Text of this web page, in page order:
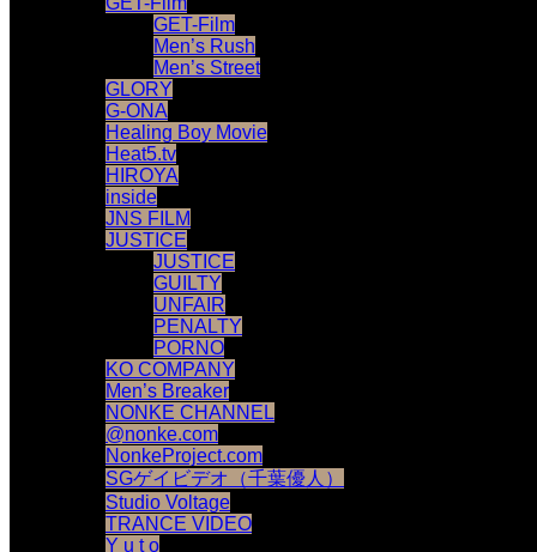
GET-Film
Men’s Rush
Men’s Street
GLORY
G-ONA
Healing Boy Movie
Heat5.tv
HIROYA
inside
JNS FILM
JUSTICE
JUSTICE
GUILTY
UNFAIR
PENALTY
PORNO
KO COMPANY
Men’s Breaker
NONKE CHANNEL
@nonke.com
NonkeProject.com
SGゲイビデオ（千葉優人）
Studio Voltage
TRANCE VIDEO
Y u t o